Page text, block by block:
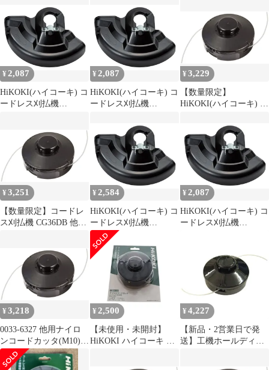
CG18DA 他用ナイロン
コードカッタ(M10)
0033-6327 1
散防護カバー 377271
¥2,087
HiKOKI(ハイコーキ) コ
ードレス刈払機
¥2,087
HiKOKI(ハイコーキ) コ
ードレス刈払機
散防護カバー 377271
¥3,229
【数量限定】
HiKOKI(ハイコーキ) コ
CG36DB CG18DA 他用
ナイロンコードカッタ
(M10) 0033-6327
¥3,251
【数量限定】コードレ
ス刈払機 CG36DB 他用
6327 HiKOKI(ハイコー
¥ 2,584
HiKOKI(ハイコーキ) コ
ードレス刈払機
CG36DB CG18DA 用 飛
散防護カバー 377271
¥ 2,087
HiKOKI(ハイコーキ) コ
ードレス刈払機
¥3,218
0033-6327 他用ナイロ
ンコードカッタ(M10)
CG18DA CG36DB
CG36DC コードレス刈
¥ 2,500
【未使用・未開封】
HiKOKI ハイコーキ 純
¥ 4,227
【新品・2営業日で発
送】工機ホールディン